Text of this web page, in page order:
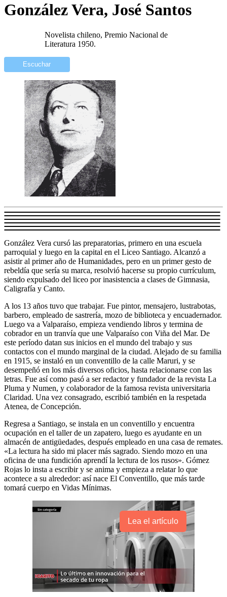
González Vera, José Santos
Novelista chileno, Premio Nacional de
Literatura 1950.
Escuchar
González Vera cursó las preparatorias, primero en una escuela
parroquial y luego en la capital en el Liceo Santiago. Alcanzó a
asistir al primer año de Humanidades, pero en un primer gesto de
rebeldía que sería su marca, resolvió hacerse su propio currículum,
siendo expulsado del liceo por inasistencia a clases de Gimnasia,
Caligrafía y Canto.
A los 13 años tuvo que trabajar. Fue pintor, mensajero, lustrabotas,
barbero, empleado de sastrería, mozo de biblioteca y encuadernador.
Luego va a Valparaíso, empieza vendiendo libros y termina de
cobrador en un tranvía que une Valparaíso con Viña del Mar. De
este período datan sus inicios en el mundo del trabajo y sus
contactos con el mundo marginal de la ciudad. Alejado de su familia
en 1915, se instaló en un conventillo de la calle Maruri, y se
desempeñó en los más diversos oficios, hasta relacionarse con las
letras. Fue así como pasó a ser redactor y fundador de la revista La
Pluma y Numen, y colaborador de la famosa revista universitaria
Claridad. Una vez consagrado, escribió también en la respetada
Atenea, de Concepción.
Regresa a Santiago, se instala en un conventillo y encuentra
ocupación en el taller de un zapatero, luego es ayudante en un
almacén de antigüedades, después empleado en una casa de remates.
«La lectura ha sido mi placer más sagrado. Siendo mozo en una
oficina de una fundición aprendí la lectura de los rusos». Gómez
Rojas lo insta a escribir y se anima y empieza a relatar lo que
acontece a su alrededor: así nace El Conventillo, que más tarde
tomará cuerpo en Vidas Mínimas.
Lea el artículo